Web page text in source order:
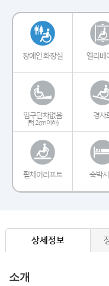
장애인 화장실 엘리베
입구단차없음
(턱 2cm이하)
경사
휠체어리프트 숙박
상세정보
소개